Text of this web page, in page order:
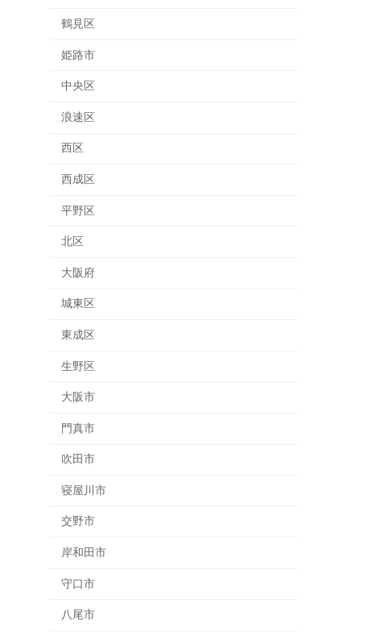
鶴見区
姫路市
中央区
浪速区
西区
西成区
平野区
北区
大阪府
城東区
東成区
生野区
大阪市
門真市
吹田市
寝屋川市
交野市
岸和田市
守口市
八尾市